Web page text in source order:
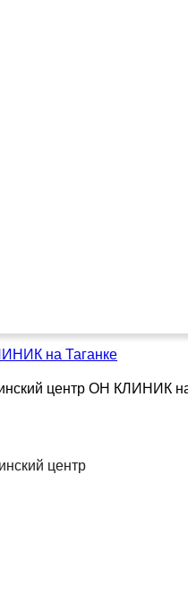
на Таганке
центр